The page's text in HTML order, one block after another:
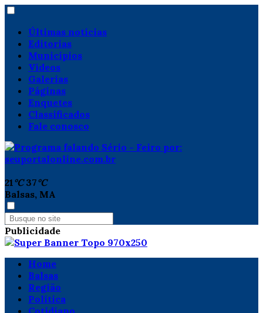
Últimas notícias
Editorias
Municípios
Vídeos
Galerias
Páginas
Enquetes
Classificados
Fale conosco
21°C 37°C
Balsas, MA
Publicidade
Home
Balsas
Região
Política
Cotidiano